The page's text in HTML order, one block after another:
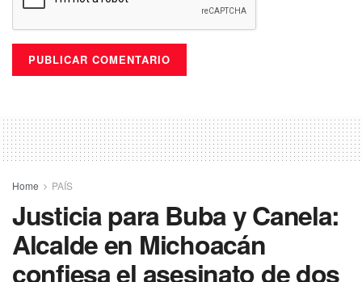
Home PAÍS
Justicia para Buba y Canela:
Alcalde en Michoacán
confiesa el asesinato de dos